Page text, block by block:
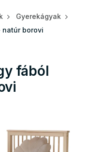
Gyerekágyak
natúr borovi
fából